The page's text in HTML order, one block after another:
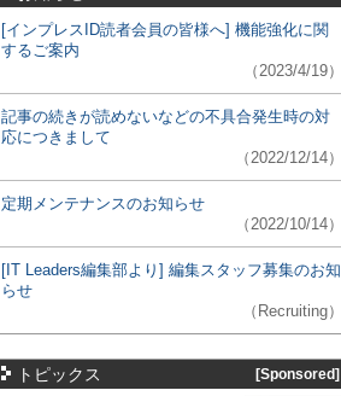
[インプレスID読者会員の皆様へ] 機能強化に関
するご案内
（2023/4/19）
記事の続きが読めないなどの不具合発生時の対
応につきまして
（2022/12/14）
定期メンテナンスのお知らせ
（2022/10/14）
[IT Leaders編集部より] 編集スタッフ募集のお知
らせ
（Recruiting）
トピックス [Sponsored]